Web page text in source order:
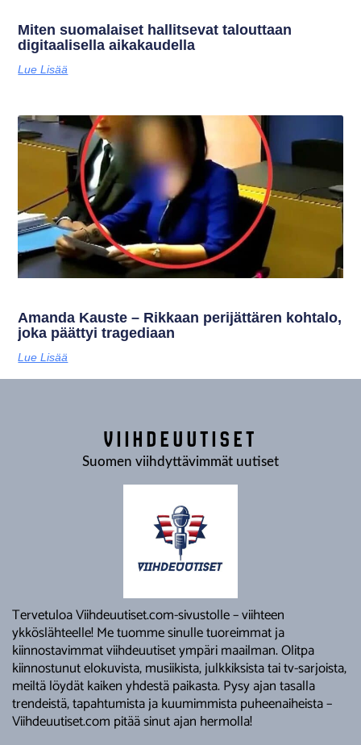
Miten suomalaiset hallitsevat talouttaan
digitaalisella aikakaudella
Lue Lisää
Amanda Kauste – Rikkaan perijättären kohtalo,
joka päättyi tragediaan
Lue Lisää
VIIHDEUUTISET
Suomen viihdyttävimmät uutiset
Tervetuloa Viihdeuutiset.com-sivustolle – viihteen
ykköslähteelle! Me tuomme sinulle tuoreimmat ja
kiinnostavimmat viihdeuutiset ympäri maailman. Olitpa
kiinnostunut elokuvista, musiikista, julkkiksista tai tv-sarjoista,
meiltä löydät kaiken yhdestä paikasta. Pysy ajan tasalla
trendeistä, tapahtumista ja kuumimmista puheenaiheista –
Viihdeuutiset.com pitää sinut ajan hermolla!